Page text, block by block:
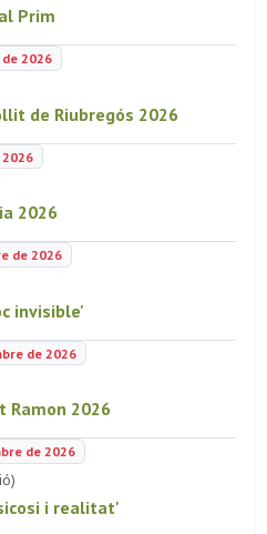
Prim
2026
de Riubregós 2026
2026
de 2026
invisible'
de 2026
Ramon 2026
de 2026
i realitat'